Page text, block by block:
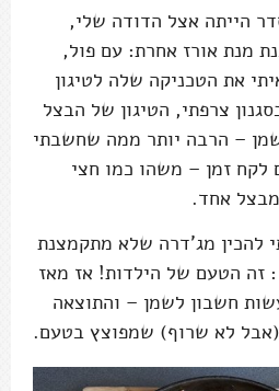
הייתה אצל הדודה שלי,
מנת אורז אחרת: עם פול,
את הטכניקה שלה לטיגון
צרפתי, הטיגון של הבצל
– הרבה יותר ממה שחשבתי
לקח זמן – משהו כמו חצי
אחד.
להכין מג'דרה שלא מתקמצנת
זה הטעם של הילדות! אז מאז
חשבון לשמן – והתוצאה
לא שרוף) שמפוצץ בטעם.